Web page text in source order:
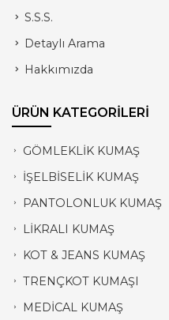
S.S.S.
Detaylı Arama
Hakkımızda
ÜRÜN KATEGORİLERİ
GÖMLEKLİK KUMAŞ
İŞELBİSELİK KUMAŞ
PANTOLONLUK KUMAŞ
LİKRALI KUMAŞ
KOT & JEANS KUMAŞ
TRENÇKOT KUMAŞI
MEDİCAL KUMAŞ